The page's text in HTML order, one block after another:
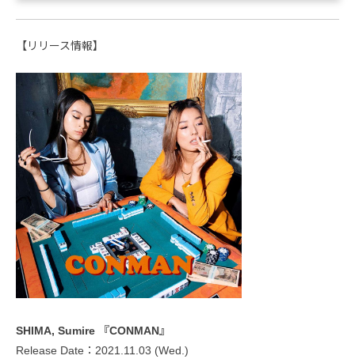
【リリース情報】
SHIMA, Sumire 『CONMAN』
Release Date：2021.11.03 (Wed.)